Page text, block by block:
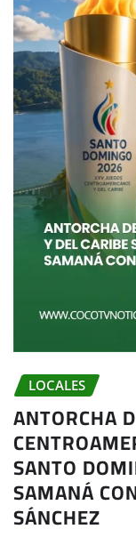
LOCALES
ANTORCHA
SANTO
SAMANÁ
SÁNCHEZ